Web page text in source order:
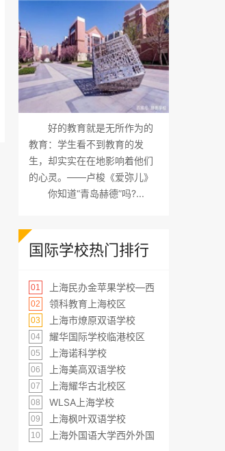
好的教育就是无所作为的
教育：学生看不到教育的发
生，却实实在在地影响着他们
的心灵。——卢梭《爱弥儿》
你知道“青岛赫德”吗?...
国际学校热门排行
01 上海民办金苹果学校—西
02 领科教育上海校区
03 上海市燎原双语学校
04 耀华国际学校临港校区
05 上海诺科学校
06 上海美高双语学校
07 上海耀华古北校区
08 WLSA上海学校
09 上海枫叶双语学校
10 上海外国语大学西外外国